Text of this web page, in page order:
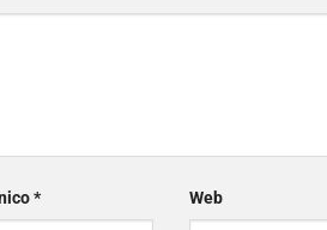
* Web